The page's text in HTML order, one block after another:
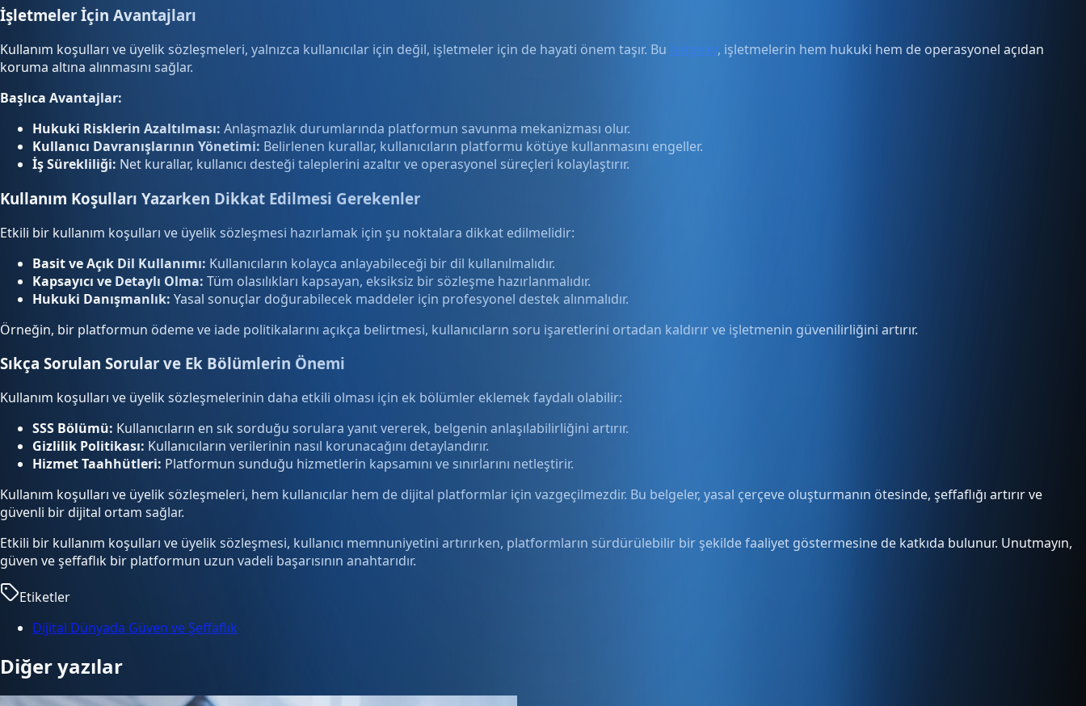
İşletmeler İçin Avantajları
Kullanım koşulları ve üyelik sözleşmeleri, yalnızca kullanıcılar için değil, işletmeler için de hayati önem taşır. Bu belgeler, işletmelerin hem hukuki hem de operasyonel açıdan
koruma altına alınmasını sağlar.
Başlıca Avantajlar:
Hukuki Risklerin Azaltılması: Anlaşmazlık durumlarında platformun savunma mekanizması olur.
Kullanıcı Davranışlarının Yönetimi: Belirlenen kurallar, kullanıcıların platformu kötüye kullanmasını engeller.
İş Sürekliliği: Net kurallar, kullanıcı desteği taleplerini azaltır ve operasyonel süreçleri kolaylaştırır.
Kullanım Koşulları Yazarken Dikkat Edilmesi Gerekenler
Etkili bir kullanım koşulları ve üyelik sözleşmesi hazırlamak için şu noktalara dikkat edilmelidir:
Basit ve Açık Dil Kullanımı: Kullanıcıların kolayca anlayabileceği bir dil kullanılmalıdır.
Kapsayıcı ve Detaylı Olma: Tüm olasılıkları kapsayan, eksiksiz bir sözleşme hazırlanmalıdır.
Hukuki Danışmanlık: Yasal sonuçlar doğurabilecek maddeler için profesyonel destek alınmalıdır.
Örneğin, bir platformun ödeme ve iade politikalarını açıkça belirtmesi, kullanıcıların soru işaretlerini ortadan kaldırır ve işletmenin güvenilirliğini artırır.
Sıkça Sorulan Sorular ve Ek Bölümlerin Önemi
Kullanım koşulları ve üyelik sözleşmelerinin daha etkili olması için ek bölümler eklemek faydalı olabilir:
SSS Bölümü: Kullanıcıların en sık sorduğu sorulara yanıt vererek, belgenin anlaşılabilirliğini artırır.
Gizlilik Politikası: Kullanıcıların verilerinin nasıl korunacağını detaylandırır.
Hizmet Taahhütleri: Platformun sunduğu hizmetlerin kapsamını ve sınırlarını netleştirir.
Kullanım koşulları ve üyelik sözleşmeleri, hem kullanıcılar hem de dijital platformlar için vazgeçilmezdir. Bu belgeler, yasal çerçeve oluşturmanın ötesinde, şeffaflığı artırır ve
güvenli bir dijital ortam sağlar.
Etkili bir kullanım koşulları ve üyelik sözleşmesi, kullanıcı memnuniyetini artırırken, platformların sürdürülebilir bir şekilde faaliyet göstermesine de katkıda bulunur. Unutmayın,
güven ve şeffaflık bir platformun uzun vadeli başarısının anahtarıdır.
Etiketler
Dijital Dünyada Güven ve Şeffaflık
Diğer yazılar